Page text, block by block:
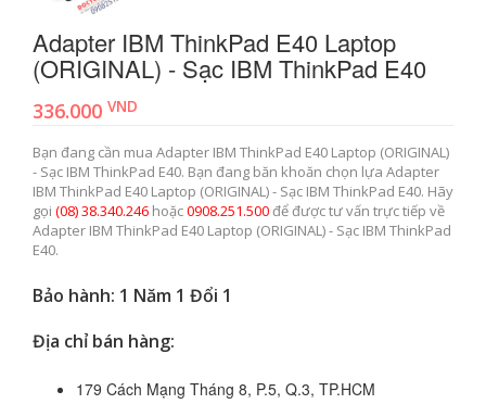
Adapter IBM ThinkPad E40 Laptop
(ORIGINAL) - Sạc IBM ThinkPad E40
336.000 VND
Bạn đang cần mua Adapter IBM ThinkPad E40 Laptop (ORIGINAL)
- Sạc IBM ThinkPad E40. Bạn đang băn khoăn chọn lựa Adapter
IBM ThinkPad E40 Laptop (ORIGINAL) - Sạc IBM ThinkPad E40. Hãy
gọi (08) 38.340.246 hoặc0908.251.500để được tư vấn trực tiếp về
Adapter IBM ThinkPad E40 Laptop (ORIGINAL) - Sạc IBM ThinkPad
E40.
Bảo hành: 1 Năm 1 Đổi 1
Địa chỉ bán hàng:
179 Cách Mạng Tháng 8, P.5, Q.3, TP.HCM